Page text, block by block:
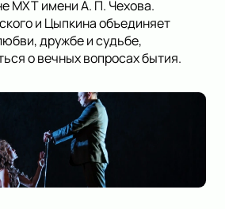
МХТ имени А. П. Чехова.
и Цыпкина объединяет
дружбе и судьбе,
о вечных вопросах бытия.